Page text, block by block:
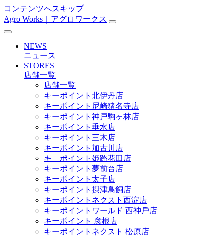
コンテンツへスキップ
メ
イ
Agro Works｜アグロワークス
NEWS
ニュース
STORES
店舗一覧
店舗一覧
キーポイント北伊丹店
キーポイント尼崎猪名寺店
キーポイント神戸駒ヶ林店
キーポイント垂水店
キーポイント三木店
キーポイント加古川店
キーポイント姫路花田店
キーポイント夢前台店
キーポイント太子店
キーポイント摂津鳥飼店
キーポイントネクスト西淀店
キーポイントワールド ⻄神戶店
キーポイント 彦根店
キーポイントネクスト 松原店